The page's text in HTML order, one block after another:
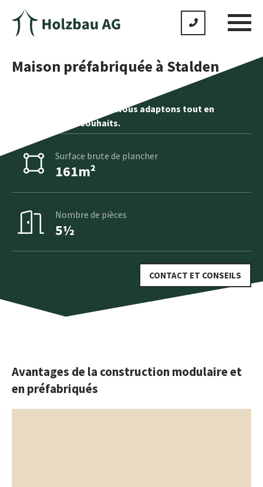
Maison préfabriquée à Stalden
Aucun produit standard. Nous adaptons tout en
fonction de vos souhaits.
Surface brute de plancher
161m²
Nombre de pièces
5½
CONTACT ET CONSEILS
Avantages de la construction modulaire et
en préfabriqués